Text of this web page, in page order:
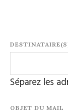
Séparez les
OBJET DU MAIL